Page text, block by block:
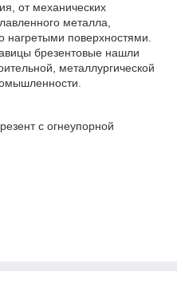
от механических
металла,
нагретыми поверхностями.
брезентовые нашли
металлургической
с огнеупорной